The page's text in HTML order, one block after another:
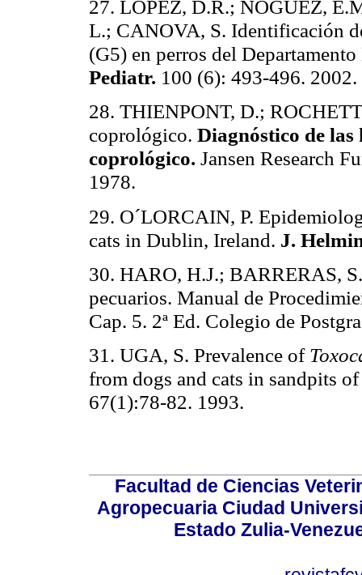
27. LÓPEZ, D.R.; NOGUÉZ,
L.; CANOVA, S. Identificación
(G5) en perros del
Pediatr. 100 (6): 493-496. 2002.
28. THIENPONT, D.;
coprológico. Diagnóstico de
coprológico. Jansen Research
1978.
29. O´LORCAIN, P.
cats in Dublin, Ireland. J.
30. HARO, H.J.; BARRERAS,
pecuarios. Manual de
Cap. 5. 2ª Ed. Colegio de
31. UGA, S. Prevalence of
from dogs and cats in sandpits
67(1):78-82. 1993.
Facultad de Ciencias
Agropecuaria Ciudad
Estado Zulia-